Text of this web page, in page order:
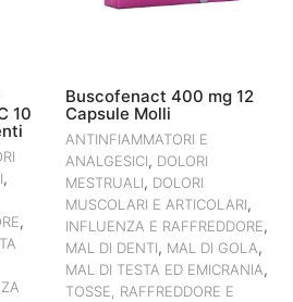
10
,
,
Buscofenact 400 mg 12
Capsule Molli
ANTINFIAMMATORI E
ANALGESICI, DOLORI
MESTRUALI, DOLORI
MUSCOLARI E ARTICOLARI,
INFLUENZA E RAFFREDDORE,
MAL DI DENTI, MAL DI GOLA,
MAL DI TESTA ED EMICRANIA,
TOSSE, RAFFREDDORE E